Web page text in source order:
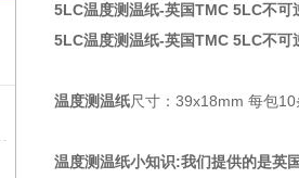
5LC温度测温纸-英国TMC 5LC不可
5LC温度测温纸-英国TMC 5LC不可
温度测温纸尺寸：39x18mm 每包
温度测温纸小知识:我们提供的是英